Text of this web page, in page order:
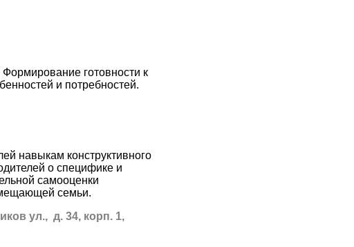
готовности к
и потребностей.
навыкам конструктивного
о специфике и
самооценки
семьи.
ул., д. 34, корп. 1,